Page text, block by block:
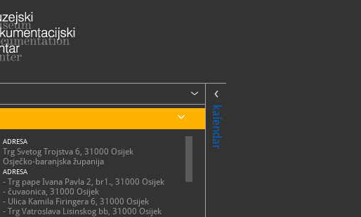
kalendar
ADRESA
Trg Svetog Trojstva 6, 31000 Osijek
Osječko-baranjska županija
ADRESA
- Trg pape Ivana Pavla 2, br1., 31000 Osijek
- čuvaonica, 31000 Osijek
- Ulica Kamila Firingera 6, 31000 Osijek
- Trg Vatroslava Lisinskog bb, 31000 Osijek